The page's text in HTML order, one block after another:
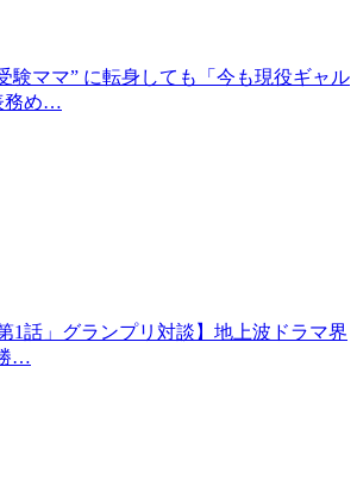
験ママ” に転身しても「今も現役ギャル
務め…
1話」グランプリ対談】地上波ドラマ界
…